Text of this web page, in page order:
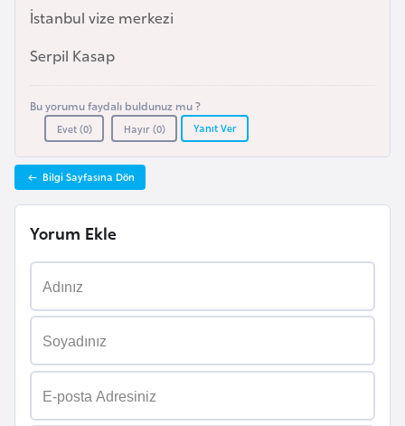
İstanbul vize merkezi
Serpil Kasap
Bu yorumu faydalı buldunuz mu ?
Evet (0) Hayır (0) Yanıt Ver
Bilgi Sayfasına Dön
Yorum Ekle
r
y
n
a
n
g
l
ş
B